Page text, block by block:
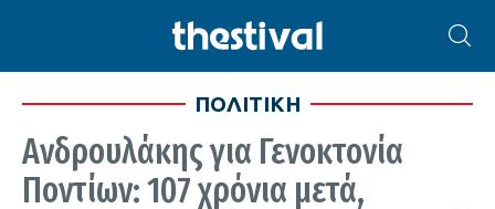
ΠΟΛΙΤΙΚΗ
Ανδρουλάκης για Γενοκτονία
Ποντίων: 107 χρόνια μετά,